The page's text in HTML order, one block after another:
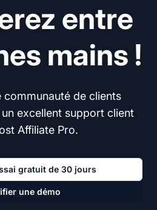
entre
mains !
communauté de clients
excellent support client
Affiliate Pro.
gratuit de 30 jours
une démo